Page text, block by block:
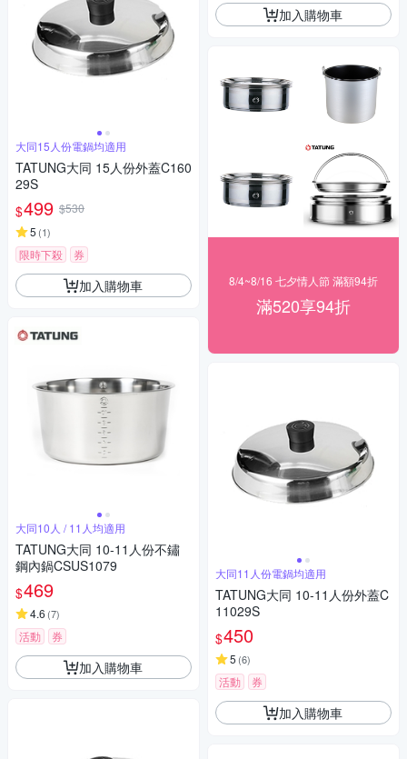
大同15人份電鍋均適用
TATUNG大同 15人份外蓋C160
29S
$499 $530
5 (1)
限時下殺 券
加入購物車
大同10人 / 11人均適用
TATUNG大同 10-11人份不鏽
鋼內鍋CSUS1079
$469
4.6 (7)
活動 券
加入購物車
加入購物車
8/4~8/16 七夕情人節 滿額94折
滿520享94折
大同11人份電鍋均適用
TATUNG大同 10-11人份外蓋C
11029S
$450
5 (6)
活動 券
加入購物車